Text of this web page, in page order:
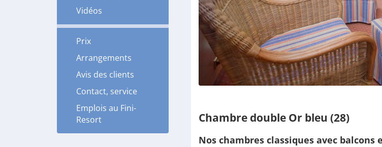
Vidéos
Prix
Arrangements
Avis des clients
Contact, service
Emplois au Fini-
Resort
Chambre double Or bleu (28)
Nos chambres classiques avec balcons